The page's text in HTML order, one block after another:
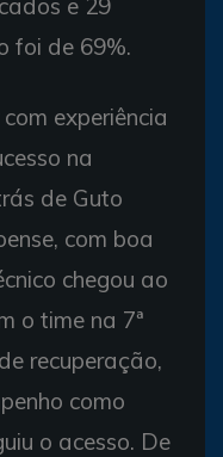
foi de 69%.
experiência
na
de Guto
com boa
chegou ao
o time na 7ª
recuperação,
como
o acesso. De